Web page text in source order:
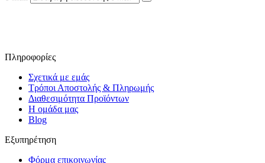
Πληροφορίες
Σχετικά με εμάς
Τρόποι Αποστολής & Πληρωμής
Διαθεσιμότητα Προϊόντων
Η ομάδα μας
Blog
Εξυπηρέτηση
Φόρμα επικοινωνίας